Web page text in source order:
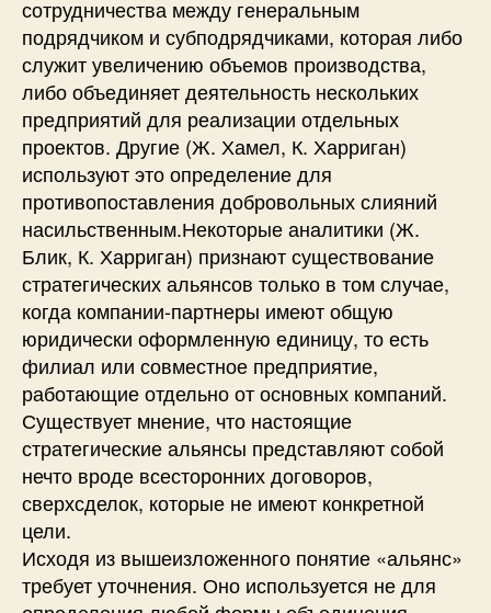
сотрудничества между генеральным
подрядчиком и субподрядчиками, которая либо
служит увеличению объемов производства,
либо объединяет деятельность нескольких
предприятий для реализации отдельных
проектов. Другие (Ж. Хамел, К. Харриган)
используют это определение для
противопоставления добровольных слияний
насильственным.Некоторые аналитики (Ж.
Блик, К. Харриган) признают существование
стратегических альянсов только в том случае,
когда компании-партнеры имеют общую
юридически оформленную единицу, то есть
филиал или совместное предприятие,
работающие отдельно от основных компаний.
Существует мнение, что настоящие
стратегические альянсы представляют собой
нечто вроде всесторонних договоров,
сверхсделок, которые не имеют конкретной
цели.
Исходя из вышеизложенного понятие «альянс»
требует уточнения. Оно используется не для